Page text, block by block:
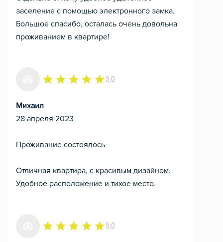
заселение с помощью электронного замка.
Большое спасибо, осталась очень довольна
проживанием в квартире!
5,0
Михаил
28 апреля 2023
Проживание состоялось
Отличная квартира, с красивым дизайном.
Удобное расположение и тихое место.
5,0